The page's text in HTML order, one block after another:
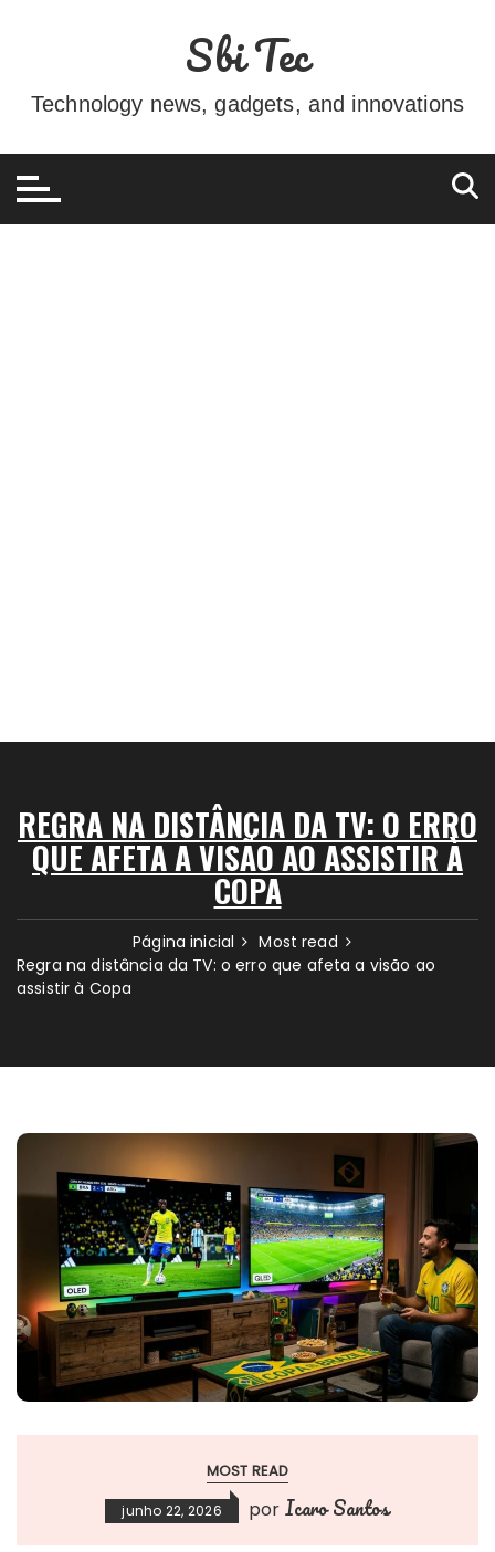
conteúdo
Sbi Tec
Technology news, gadgets, and innovations
REGRA NA DISTÂNCIA DA TV: O ERRO
QUE AFETA A VISÃO AO ASSISTIR À
COPA
Página inicial
Most read
Regra na distância da TV: o erro que afeta a visão ao
assistir à Copa
MOST READ
junho 22, 2026 por Icaro Santos